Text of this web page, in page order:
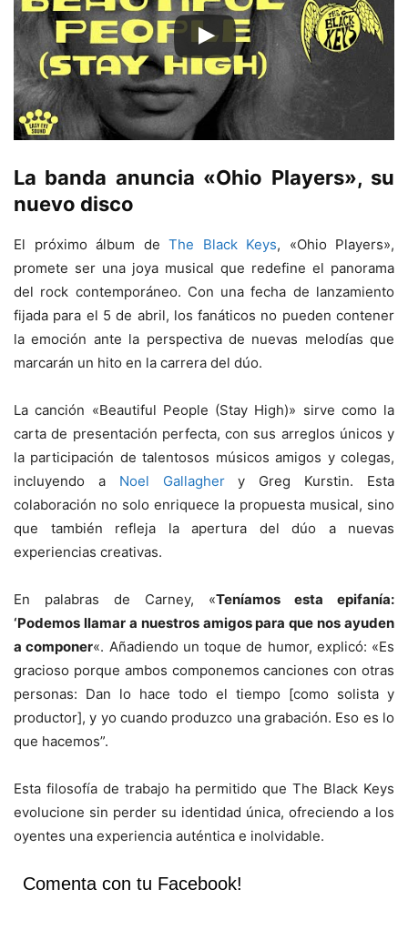
La banda anuncia «Ohio Players», su
nuevo disco
El próximo álbum de The Black Keys, «Ohio Players»,
promete ser una joya musical que redefine el panorama
del rock contemporáneo. Con una fecha de lanzamiento
fijada para el 5 de abril, los fanáticos no pueden contener
la emoción ante la perspectiva de nuevas melodías que
marcarán un hito en la carrera del dúo.
La canción «Beautiful People (Stay High)» sirve como la
carta de presentación perfecta, con sus arreglos únicos y
la participación de talentosos músicos amigos y colegas,
incluyendo a Noel Gallaghery Greg Kurstin. Esta
colaboración no solo enriquece la propuesta musical, sino
que también refleja la apertura del dúo a nuevas
experiencias creativas.
En palabras de Carney, «Teníamos esta epifanía:
‘Podemos llamar a nuestros amigos para que nos ayuden
a componer«. Añadiendo un toque de humor, explicó: «Es
gracioso porque ambos componemos canciones con otras
personas: Dan lo hace todo el tiempo [como solista y
productor], y yo cuando produzco una grabación. Eso es lo
que hacemos”.
Esta filosofía de trabajo ha permitido que The Black Keys
evolucione sin perder su identidad única, ofreciendo a los
oyentes una experiencia auténtica e inolvidable.
Comenta con tu Facebook!